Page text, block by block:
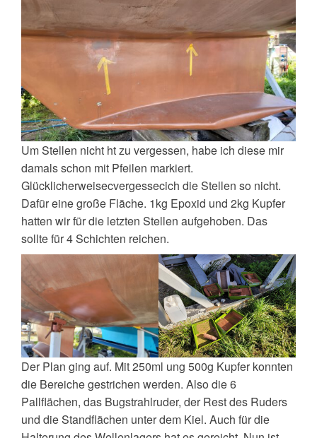
Um Stellen nicht ht zu vergessen, habe ich diese mir
damals schon mit Pfeilen markiert.
Glücklicherweisecvergessecich die Stellen so nicht.
Dafür eine große Fläche. 1kg Epoxid und 2kg Kupfer
hatten wir für die letzten Stellen aufgehoben. Das
sollte für 4 Schichten reichen.
Der Plan ging auf. Mit 250ml ung 500g Kupfer konnten
die Bereiche gestrichen werden. Also die 6
Pallflächen, das Bugstrahlruder, der Rest des Ruders
und die Standflächen unter dem Kiel. Auch für die